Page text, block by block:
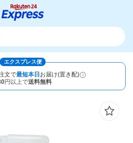
エクスプレス便
文で最短本日 お届け(置き配)
円以上で送料無料